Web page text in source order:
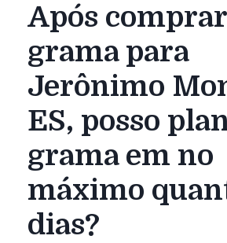
Após comprar
grama para
Jerônimo
ES, posso
grama em no
máximo
dias?